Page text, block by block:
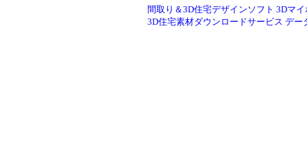
間取り＆3D住宅デザインソフト 3Dマ
3D住宅素材ダウンロードサービス デー